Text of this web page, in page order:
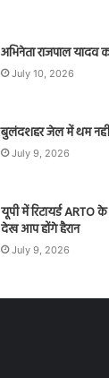
अभिनेता राजपाल यादव
July 10, 2026
बुलंदशहर जेल में थम
July 9, 2026
यूपी में रिटायर्ड ARTO
देख आप होंगे हैरान
July 9, 2026